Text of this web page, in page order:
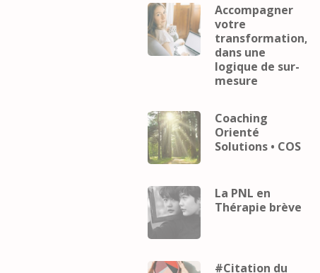
Accompagner
votre
transformation,
dans une
logique de sur-
mesure
Coaching
Orienté
Solutions • COS
La PNL en
Thérapie brève
#Citation du